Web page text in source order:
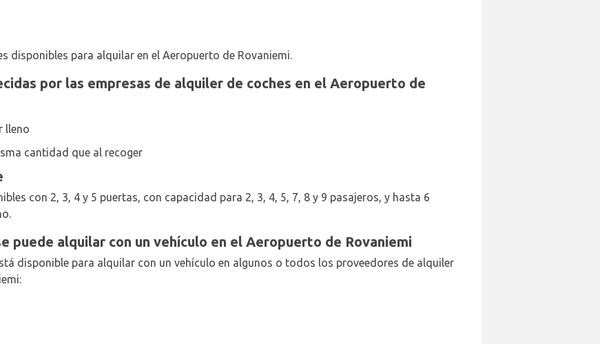
disponibles para alquilar en el Aeropuerto de Rovaniemi.
por las empresas de alquiler de coches en el Aeropuerto de
lleno
cantidad que al recoger
con 2, 3, 4 y 5 puertas, con capacidad para 2, 3, 4, 5, 7, 8 y 9 pasajeros, y hasta 6
puede alquilar con un vehículo en el Aeropuerto de Rovaniemi
disponible para alquilar con un vehículo en algunos o todos los proveedores de alquiler